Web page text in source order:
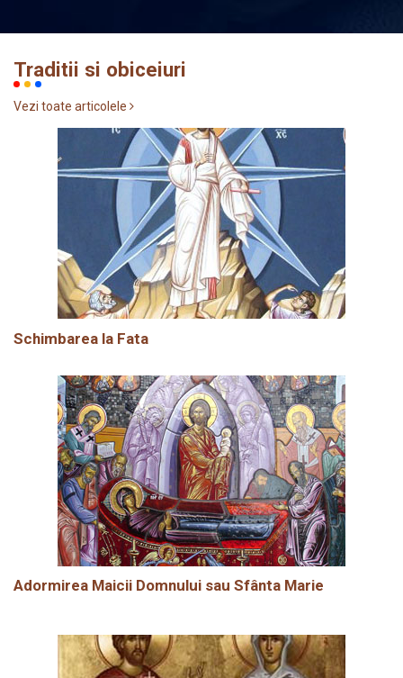
Traditii si obiceiuri
Vezi toate articolele
Schimbarea la Fata
Adormirea Maicii Domnului sau Sfânta Marie